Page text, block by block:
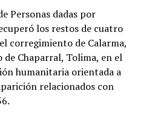
Personas dadas por
los restos de cuatro
corregimiento de Calarma,
Chaparral, Tolima, en el
humanitaria orientada a
relacionados con